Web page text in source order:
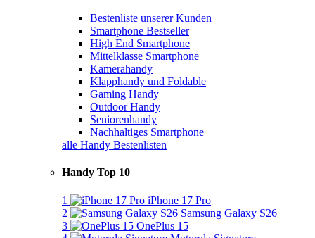
Bestenliste unserer Kunden
Smartphone Bestseller
High End Smartphone
Mittelklasse Smartphone
Kamerahandy
Klapphandy und Foldable
Gaming Handy
Outdoor Handy
Seniorenhandy
Nachhaltiges Smartphone
alle Handy Bestenlisten
Handy Top 10
1
iPhone 17 Pro
2
Samsung Galaxy S26
3
OnePlus 15